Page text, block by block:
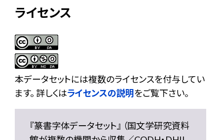
ライセンス
本データセットには複数のライセンスを付与してい
ます。 詳しくはライセンスの説明をご覧下さい。
『篆書字体データセット』 （国文学研究資料